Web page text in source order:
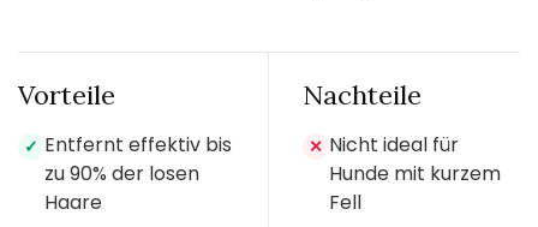
Vorteile
✓ Entfernt effektiv bis
zu 90% der losen
Haare
Nachteile
✕ Nicht ideal für
Hunde mit kurzem
Fell